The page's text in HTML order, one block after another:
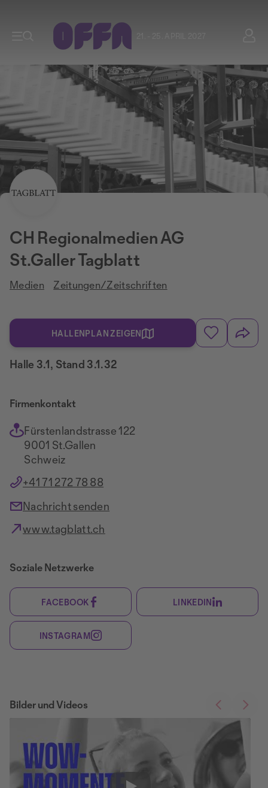
CH Regionalmedien AG
St.Galler Tagblatt
Medien Zeitungen/Zeitschriften
HALLENPLAN ZEIGEN
Halle 3.1, Stand 3.1.32
Firmenkontakt
Fürstenlandstrasse 122
9001 St.Gallen
Schweiz
+41 71 272 78 88
Nachricht senden
www.tagblatt.ch
Soziale Netzwerke
FACEBOOK LINKEDIN
INSTAGRAM
Bilder und Videos